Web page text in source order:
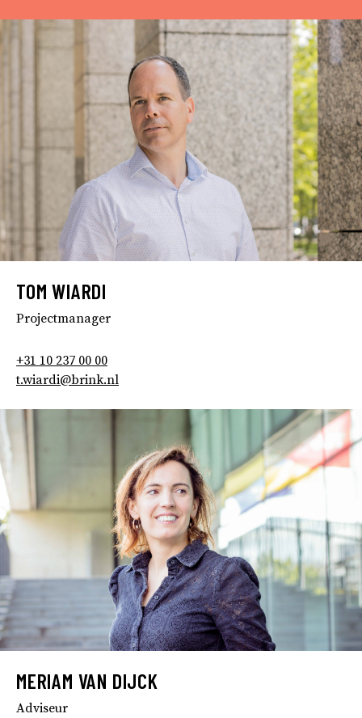
TOM WIARDI
Projectmanager
+31 10 237 00 00
t.wiardi@brink.nl
MERIAM VAN DIJCK
Adviseur